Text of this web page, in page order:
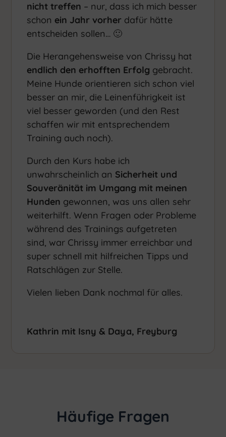
nicht treffen – nur, dass ich mich besser
schon ein Jahr vorher dafür hätte
entscheiden sollen… 🙂
Die Herangehensweise von Chrissy hat
endlich den erhofften Erfolg gebracht.
Meine Hunde orientieren sich schon viel
besser an mir, die Leinenführigkeit ist
viel besser geworden (und den Rest
schaffen wir mit entsprechendem
Training auch noch).
Durch den Kurs habe ich
unwahrscheinlich an Sicherheit und
Souveränität im Umgang mit meinen
Hunden gewonnen, was uns allen sehr
weiterhilft. Wenn Fragen oder Probleme
während des Trainings aufgetreten
sind, war Chrissy immer erreichbar und
super schnell mit hilfreichen Tipps und
Ratschlägen zur Stelle.
Vielen lieben Dank nochmal für alles.
Kathrin mit Isny & Daya, Freyburg
Häufige Fragen